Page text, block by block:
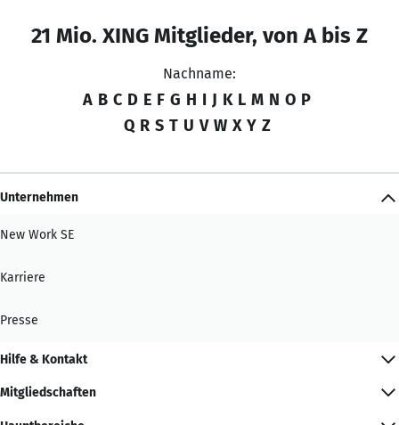
21 Mio. XING Mitglieder, von A bis Z
Nachname:
A B C D E F G H I J K L M N O P
Q R S T U V W X Y Z
Unternehmen
New Work SE
Karriere
Presse
Hilfe & Kontakt
Mitgliedschaften